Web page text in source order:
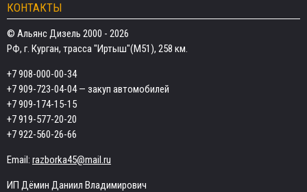
КОНТАКТЫ
© Альянс Дизель 2000 - 2026
РФ, г. Курган, трасса "Иртыш"(М51), 258 км.
+7 908-000-00-34
+7 909-723-04-04— закуп автомобилей
+7 909-174-15-15
+7 919-577-20-20
+7 922-560-26-66
Email: razborka45@mail.ru
ИП Дёмин Даниил Владимирович